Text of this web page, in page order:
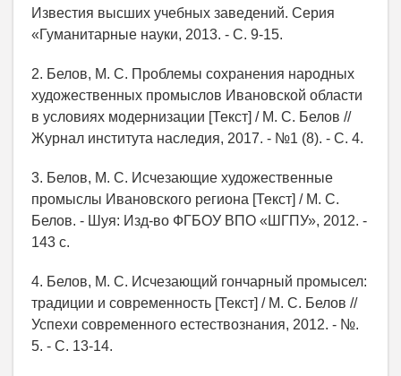
Известия высших учебных заведений. Серия
«Гуманитарные науки, 2013. - С. 9-15.
2. Белов, М. С. Проблемы сохранения народных
художественных промыслов Ивановской области
в условиях модернизации [Текст] / М. С. Белов //
Журнал института наследия, 2017. - №1 (8). - С. 4.
3. Белов, М. С. Исчезающие художественные
промыслы Ивановского региона [Текст] / М. С.
Белов. - Шуя: Изд-во ФГБОУ ВПО «ШГПУ», 2012. -
143 с.
4. Белов, М. С. Исчезающий гончарный промысел:
традиции и современность [Текст] / М. С. Белов //
Успехи современного естествознания, 2012. - №.
5. - С. 13-14.